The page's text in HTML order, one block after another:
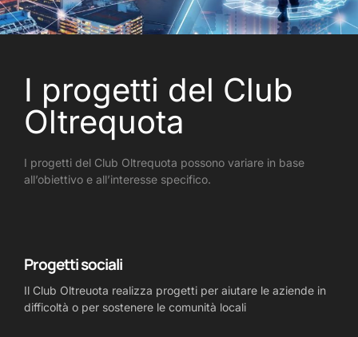
I progetti del Club
Oltrequota
I progetti del Club Oltrequota possono variare in base
all’obiettivo e all’interesse specifico.
Progetti sociali
Il Club Oltreuota realizza progetti per aiutare le aziende in
difficoltà o per sostenere le comunità locali